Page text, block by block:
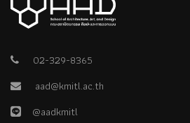
02-329-8365
aad@kmitl.ac.th
@aadkmitl